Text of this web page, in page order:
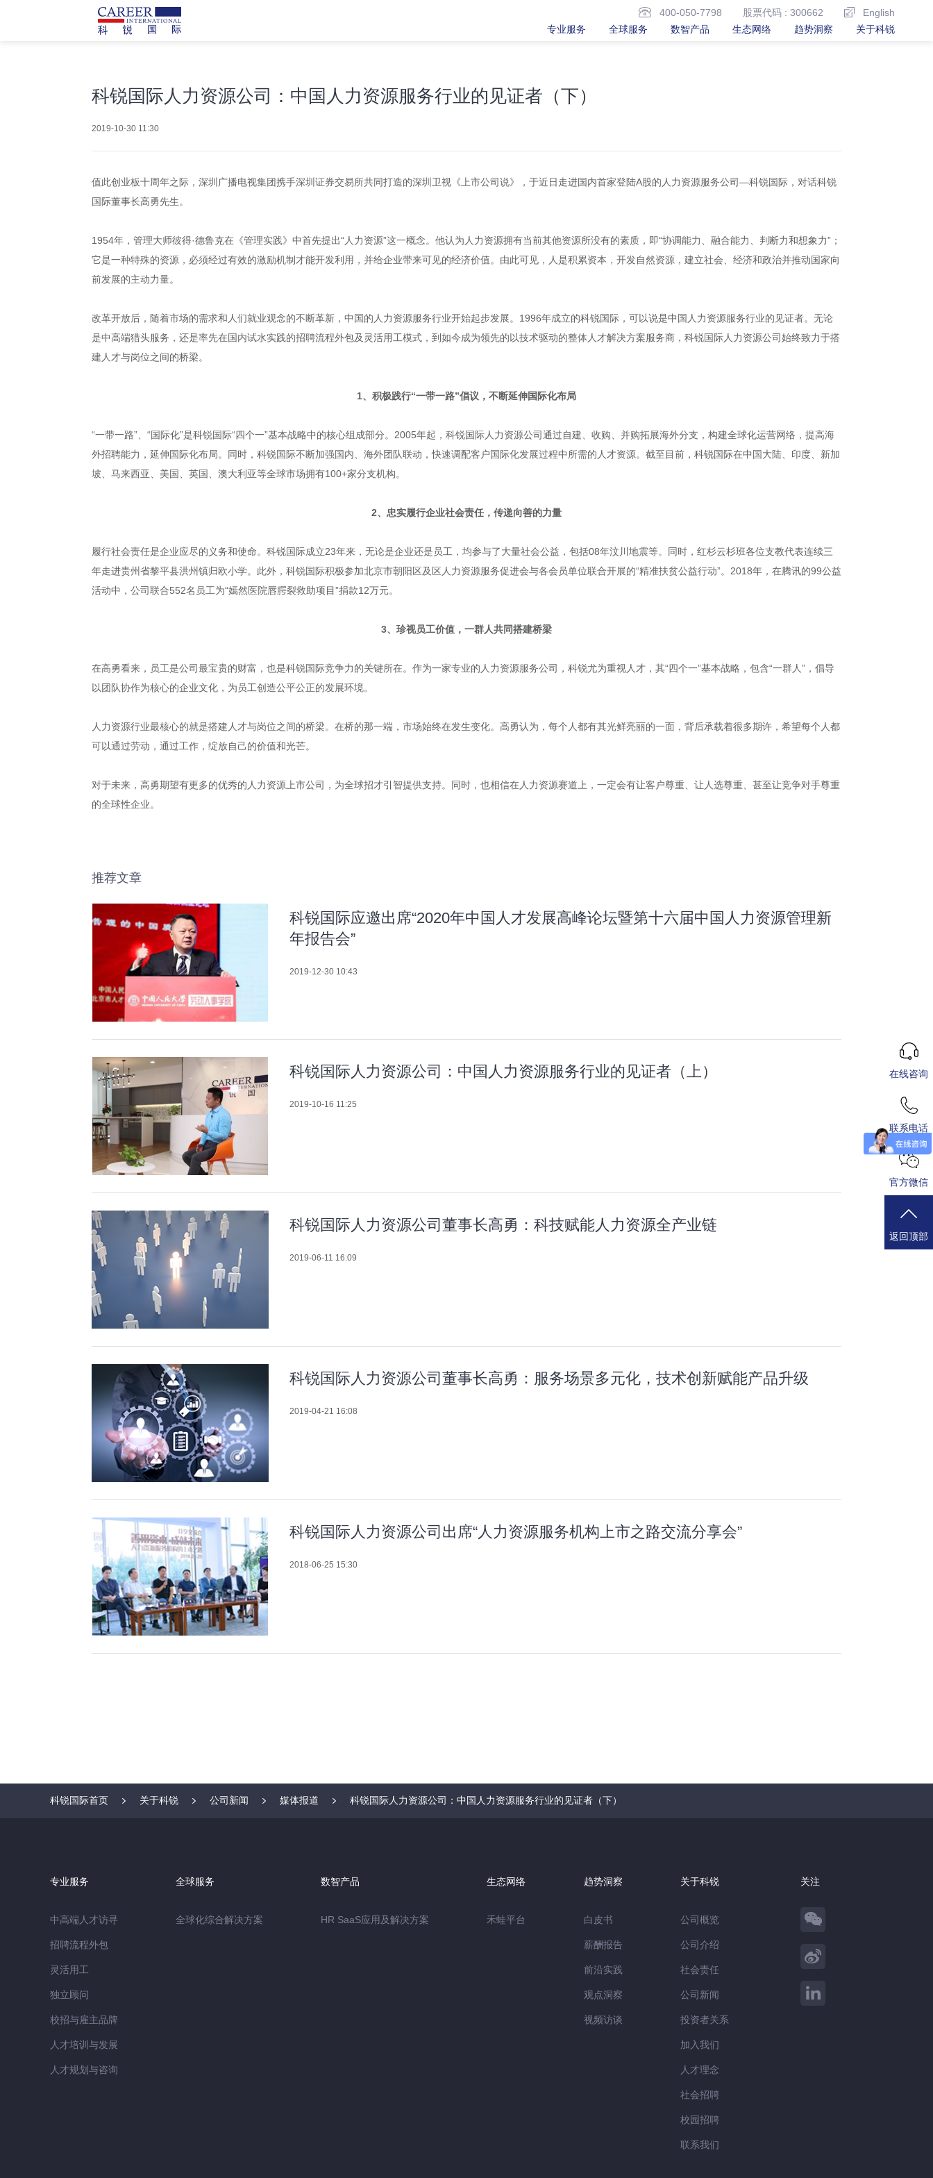
400-050-7798 股票代码 : 300662
English
专业服务
全球服务 数智产品 生态网络 趋势洞察 关于科锐
科锐国际人力资源公司：中国人力资源服务行业的见证者（下）
2019-10-30 11:30
值此创业板十周年之际，深圳广播电视集团携手深圳证券交易所共同打造的深圳卫视《上市公司说》，于近日走进国内首家登陆A股的人力资源服务公司—科锐国际，对话科锐
国际董事长高勇先生。
1954年，管理大师彼得·德鲁克在《管理实践》中首先提出“人力资源”这一概念。他认为人力资源拥有当前其他资源所没有的素质，即“协调能力、融合能力、判断力和想象力”；
它是一种特殊的资源，必须经过有效的激励机制才能开发利用，并给企业带来可见的经济价值。由此可见，人是积累资本，开发自然资源，建立社会、经济和政治并推动国家向
前发展的主动力量。
改革开放后，随着市场的需求和人们就业观念的不断革新，中国的人力资源服务行业开始起步发展。1996年成立的科锐国际，可以说是中国人力资源服务行业的见证者。无论
是中高端猎头服务，还是率先在国内试水实践的招聘流程外包及灵活用工模式，到如今成为领先的以技术驱动的整体人才解决方案服务商，科锐国际人力资源公司始终致力于搭
建人才与岗位之间的桥梁。
1、积极践行“一带一路”倡议，不断延伸国际化布局
“一带一路”、“国际化”是科锐国际“四个一”基本战略中的核心组成部分。2005年起，科锐国际人力资源公司通过自建、收购、并购拓展海外分支，构建全球化运营网络，提高海
外招聘能力，延伸国际化布局。同时，科锐国际不断加强国内、海外团队联动，快速调配客户国际化发展过程中所需的人才资源。截至目前，科锐国际在中国大陆、印度、新加
坡、马来西亚、美国、英国、澳大利亚等全球市场拥有100+家分支机构。
2、忠实履行企业社会责任，传递向善的力量
履行社会责任是企业应尽的义务和使命。科锐国际成立23年来，无论是企业还是员工，均参与了大量社会公益，包括08年汶川地震等。同时，红杉云杉班各位支教代表连续三
年走进贵州省黎平县洪州镇归欧小学。此外，科锐国际积极参加北京市朝阳区及区人力资源服务促进会与各会员单位联合开展的“精准扶贫公益行动”。2018年，在腾讯的99公益
活动中，公司联合552名员工为“嫣然医院唇腭裂救助项目”捐款12万元。
3、珍视员工价值，一群人共同搭建桥梁
在高勇看来，员工是公司最宝贵的财富，也是科锐国际竞争力的关键所在。作为一家专业的人力资源服务公司，科锐尤为重视人才，其“四个一”基本战略，包含“一群人”，倡导
以团队协作为核心的企业文化，为员工创造公平公正的发展环境。
人力资源行业最核心的就是搭建人才与岗位之间的桥梁。在桥的那一端，市场始终在发生变化。高勇认为，每个人都有其光鲜亮丽的一面，背后承载着很多期许，希望每个人都
可以通过劳动，通过工作，绽放自己的价值和光芒。
对于未来，高勇期望有更多的优秀的人力资源上市公司，为全球招才引智提供支持。同时，也相信在人力资源赛道上，一定会有让客户尊重、让人选尊重、甚至让竞争对手尊重
的全球性企业。
推荐文章
科锐国际应邀出席“2020年中国人才发展高峰论坛暨第十六届中国人力资源管理新
年报告会”
2019-12-30 10:43
科锐国际人力资源公司：中国人力资源服务行业的见证者（上）
2019-10-16 11:25
科锐国际人力资源公司董事长高勇：科技赋能人力资源全产业链
2019-06-11 16:09
科锐国际人力资源公司董事长高勇：服务场景多元化，技术创新赋能产品升级
2019-04-21 16:08
科锐国际人力资源公司出席“人力资源服务机构上市之路交流分享会”
2018-06-25 15:30
科锐国际首页 关于科锐 公司新闻 媒体报道 科锐国际人力资源公司：中国人力资源服务行业的见证者（下）
专业服务
中高端人才访寻
招聘流程外包
灵活用工
独立顾问
校招与雇主品牌
人才培训与发展
人才规划与咨询
全球服务
全球化综合解决方案
数智产品
HR SaaS应用及解决方案
生态网络
禾蛙平台
趋势洞察
白皮书
薪酬报告
前沿实践
观点洞察
视频访谈
关于科锐
公司概览
公司介绍
社会责任
公司新闻
投资者关系
加入我们
人才理念
社会招聘
校园招聘
联系我们
关注
在线咨询
联系电话
官方微信
返回顶部